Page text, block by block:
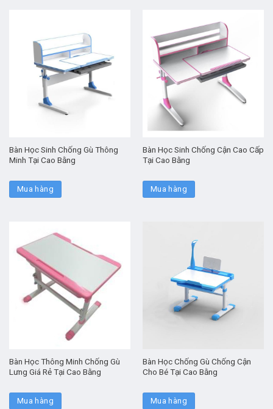
Bàn Học Sinh Chống Gù Thông
Minh Tại Cao Bằng
Mua hàng
Bàn Học Sinh Chống Cận Cao Cấp
Tại Cao Bằng
Mua hàng
Bàn Học Thông Minh Chống Gù
Lưng Giá Rẻ Tại Cao Bằng
Mua hàng
Bàn Học Chống Gù Chống Cận
Cho Bé Tại Cao Bằng
Mua hàng